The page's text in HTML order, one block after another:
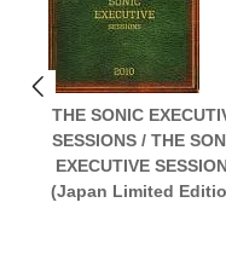
THE SONIC
SESSIONS / THE
EXECUTIVE
(Japan Limited